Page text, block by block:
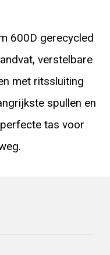
600D gerecycled
verstelbare
met ritssluiting
spullen en
tas voor